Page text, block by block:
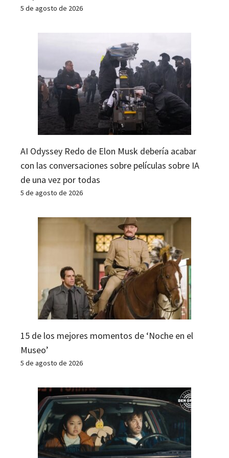
5 de agosto de 2026
AI Odyssey Redo de Elon Musk debería acabar
con las conversaciones sobre películas sobre IA
de una vez por todas
5 de agosto de 2026
15 de los mejores momentos de ‘Noche en el
Museo’
5 de agosto de 2026